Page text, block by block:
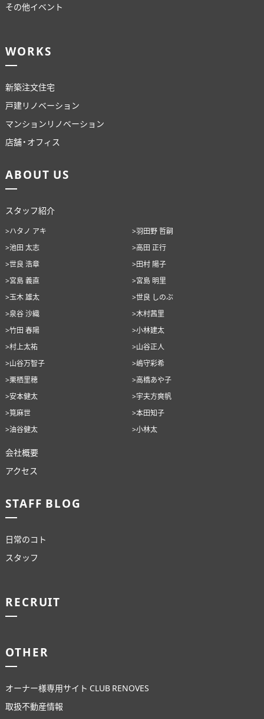
その他イベント
WORKS
新築注文住宅
戸建リノベーション
マンションリノベーション
店舗・オフィス
ABOUT US
スタッフ紹介
>ハタノ アキ
>羽田野 哲嗣
>池田 太志
>高田 正行
>世良 浩章
>田村 陽子
>宮島 義直
>宮島 明里
>玉木 雄太
>世良 しのぶ
>泉谷 沙織
>木村茜里
>竹田 春陽
>小林建太
>村上太祐
>山谷正人
>山谷万智子
>嶋守彩希
>栗栖里穂
>高橋あや子
>安本健太
>宇夫方爽帆
>筧麻世
>本田知子
>油谷健太
>小林太
会社概要
アクセス
STAFF BLOG
日常のコト
スタッフ
RECRUIT
OTHER
オーナー様専用サイト CLUB RENOVES
取扱不動産情報